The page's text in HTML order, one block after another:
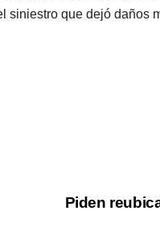
que dejó daños
Piden